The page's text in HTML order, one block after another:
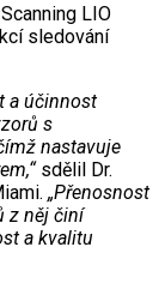
LIO
sledování
a účinnost
s
nastavuje
sdělil Dr.
„Přenosnost
z něj činí
a kvalitu